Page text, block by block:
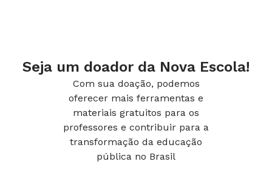
Seja um doador da Nova Escola!
Com sua doação, podemos
oferecer mais ferramentas e
materiais gratuitos para os
professores e contribuir para a
transformação da educação
pública no Brasil